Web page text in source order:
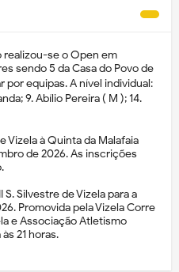
realizou-se o Open em
sendo 5 da Casa do Povo de
por equipas. A nível individual:
9. Abílio Pereira ( M ); 14.
Vizela à Quinta da Malafaia
de 2026. As inscrições
S. Silvestre de Vizela para a
Promovida pela Vizela Corre
e Associação Atletismo
21 horas.